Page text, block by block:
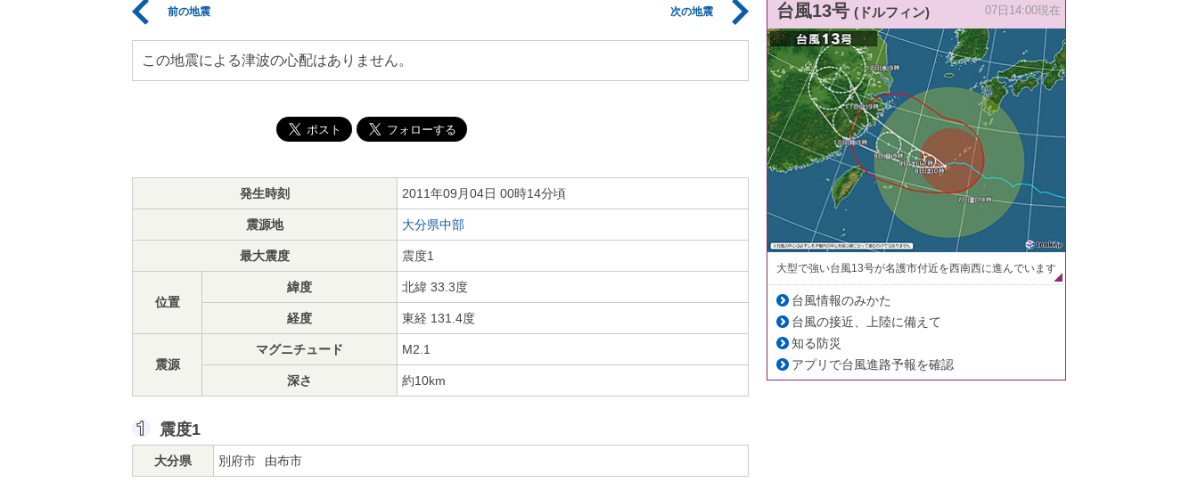
前の地震 次の地震
この地震による津波の心配はありません。
発生時刻 2011年09月04日 00時14分頃
震源地 大分県中部
最大震度 震度1
位置
緯度 北緯 33.3度
経度 東経 131.4度
震源
マグニチュード M2.1
深さ 約10km
震度1
大分県 別府市 由布市
台風13号 (ドルフィン) 07日14:00現在
大型で強い台風13号が名護市付近を西南西に進んでいます
台風情報のみかた
台風の接近、上陸に備えて
知る防災
アプリで台風進路予報を確認